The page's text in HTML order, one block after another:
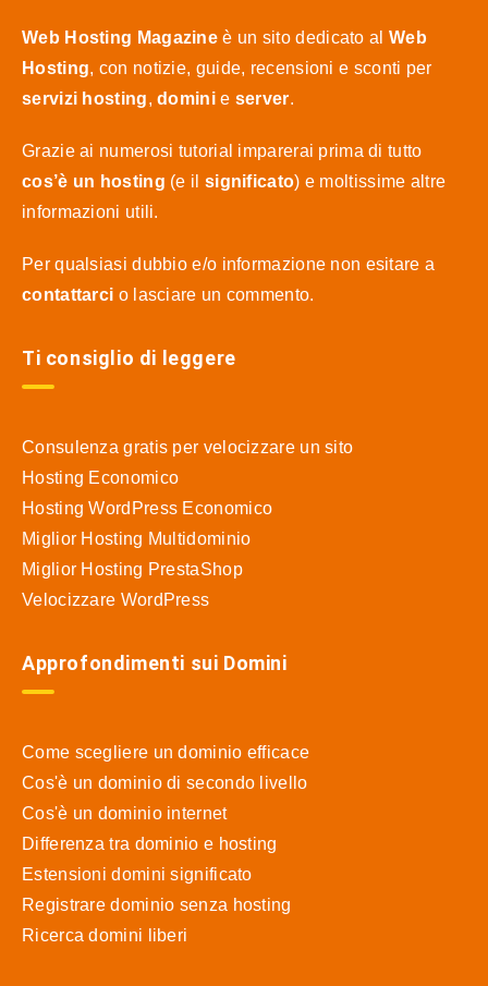
Web Hosting Magazine è un sito dedicato al Web
Hosting, con notizie, guide, recensioni e sconti per
servizi hosting,dominie server.
Grazie ai numerosi tutorial imparerai prima di tutto
cos’è un hosting (e il significato) e moltissime altre
informazioni utili.
Per qualsiasi dubbio e/o informazione non esitare a
contattarci o lasciare un commento.
Ti consiglio di leggere
Consulenza gratis per velocizzare un sito
Hosting Economico
Hosting WordPress Economico
Miglior Hosting Multidominio
Miglior Hosting PrestaShop
Velocizzare WordPress
Approfondimenti sui Domini
Come scegliere un dominio efficace
Cos'è un dominio di secondo livello
Cos'è un dominio internet
Differenza tra dominio e hosting
Estensioni domini significato
Registrare dominio senza hosting
Ricerca domini liberi